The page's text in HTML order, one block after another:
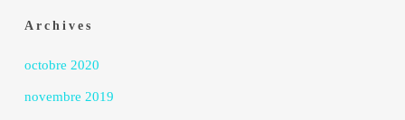
Archives
octobre 2020
novembre 2019